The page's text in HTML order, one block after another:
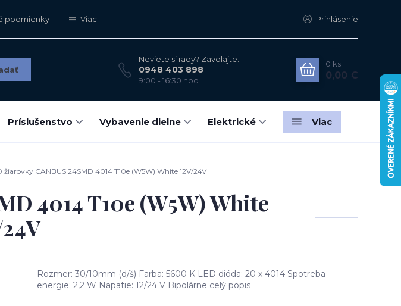
podmienky Viac Prihlásenie
Neviete si rady? Zavolajte.
0948 403 898
9:00 - 16:30 hod
0 ks
0,00 €
Príslušenstvo Vybavenie dielne Elektrické Viac
žiarovky CANBUS 24SMD 4014 T10e (W5W) White 12V/24V
4014 T10e (W5W) White
Rozmer: 30/10mm (d/š) Farba: 5600 K LED dióda: 20 x 4014 Spotreba
energie: 2,2 W Napätie: 12/24 V Bipolárne celý popis